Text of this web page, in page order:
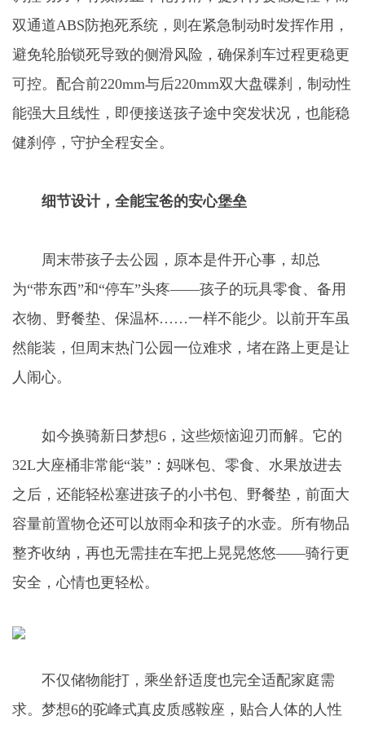
双通道ABS防抱死系统，则在紧急制动时发挥作用，
避免轮胎锁死导致的侧滑风险，确保刹车过程更稳更
可控。配合前220mm与后220mm双大盘碟刹，制动性
能强大且线性，即便接送孩子途中突发状况，也能稳
健刹停，守护全程安全。
细节设计，全能宝爸的安心堡垒
周末带孩子去公园，原本是件开心事，却总
为“带东西”和“停车”头疼——孩子的玩具零食、备用
衣物、野餐垫、保温杯……一样不能少。以前开车虽
然能装，但周末热门公园一位难求，堵在路上更是让
人闹心。
如今换骑新日梦想6，这些烦恼迎刃而解。它的
32L大座桶非常能“装”：妈咪包、零食、水果放进去
之后，还能轻松塞进孩子的小书包、野餐垫，前面大
容量前置物仓还可以放雨伞和孩子的水壶。所有物品
整齐收纳，再也无需挂在车把上晃晃悠悠——骑行更
安全，心情也更轻松。
不仅储物能打，乘坐舒适度也完全适配家庭需
求。梦想6的驼峰式真皮质感鞍座，贴合人体的人性